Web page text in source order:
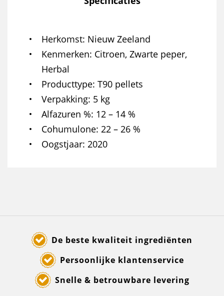
Herkomst Nieuw Zeeland
Kenmerken Citroen, Zwarte peper,
Herbal
Producttype T90 pellets
Verpakking 5 kg
Alfazuren % 12 – 14 %
Cohumulone 22 – 26 %
Oogstjaar 2020
De beste kwaliteit ingrediënten
Persoonlijke klantenservice
Snelle & betrouwbare levering